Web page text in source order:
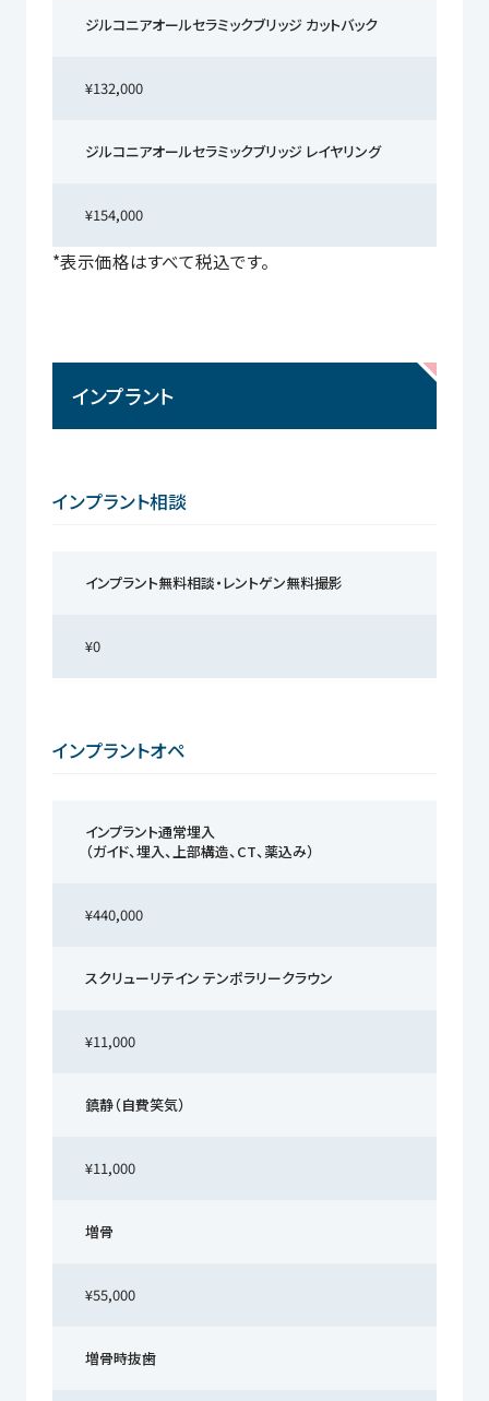
ジルコニアオールセラミックブリッジ カットバック
¥132,000
ジルコニアオールセラミックブリッジ レイヤリング
¥154,000
*表示価格はすべて税込です。
インプラント
インプラント相談
インプラント無料相談・レントゲン無料撮影
¥0
インプラントオペ
インプラント通常埋入
（ガイド、埋入、上部構造、CT、薬込み）
¥440,000
スクリューリテイン テンポラリークラウン
¥11,000
鎮静（自費笑気）
¥11,000
増骨
¥55,000
増骨時抜歯